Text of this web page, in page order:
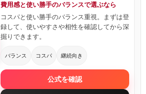
費用感と使い勝手のバランスで選ぶなら
コスパと使い勝手のバランス重視。まずは登
録して、使いやすさや相性を確認してから深
掘りできます。
バランス コスパ 継続向き
公式を確認